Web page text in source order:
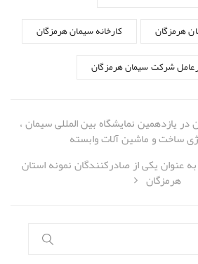
هرمزگان کارخانه سیمان هرمزگان
شرکت سیمان هرمزگان
یازدهمین نمایشگاه بین المللی سیمان ،
ساخت و ماشین آلات وابسته
عنوان یکی از صادرکنندگان نمونه استان
هرمزگان